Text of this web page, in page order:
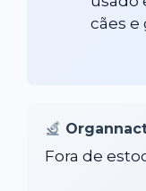
cães e
Fora de